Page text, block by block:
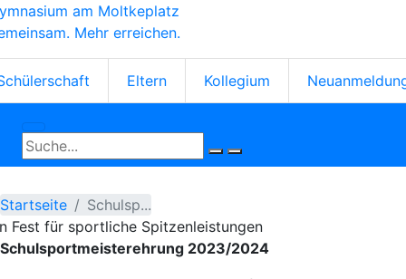
Direkt
zum
Inhalt
am Moltkeplatz
Mehr erreichen.
Eltern Kollegium
Startseite
Schulsp...
Fest für sportliche Spitzenleistungen
Schulsportmeisterehrung 2023/2024